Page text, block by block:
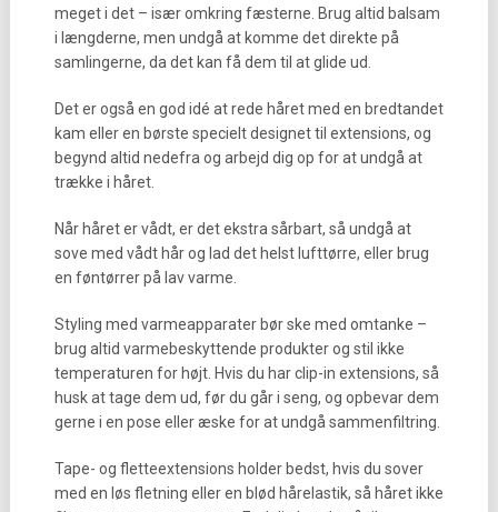
meget i det – især omkring fæsterne. Brug altid balsam
i længderne, men undgå at komme det direkte på
samlingerne, da det kan få dem til at glide ud.
Det er også en god idé at rede håret med en bredtandet
kam eller en børste specielt designet til extensions, og
begynd altid nedefra og arbejd dig op for at undgå at
trække i håret.
Når håret er vådt, er det ekstra sårbart, så undgå at
sove med vådt hår og lad det helst lufttørre, eller brug
en føntørrer på lav varme.
Styling med varmeapparater bør ske med omtanke –
brug altid varmebeskyttende produkter og stil ikke
temperaturen for højt. Hvis du har clip-in extensions, så
husk at tage dem ud, før du går i seng, og opbevar dem
gerne i en pose eller æske for at undgå sammenfiltring.
Tape- og fletteextensions holder bedst, hvis du sover
med en løs fletning eller en blød hårelastik, så håret ikke